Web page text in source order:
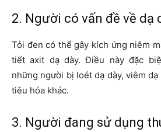
2. Người có vấn đề về dạ
Tỏi đen có thể gây kích ứng niêm
tiết axit dạ dày. Điều này đặc
những người bị loét dạ dày, viêm
tiêu hóa khác.
3. Người đang sử dụng